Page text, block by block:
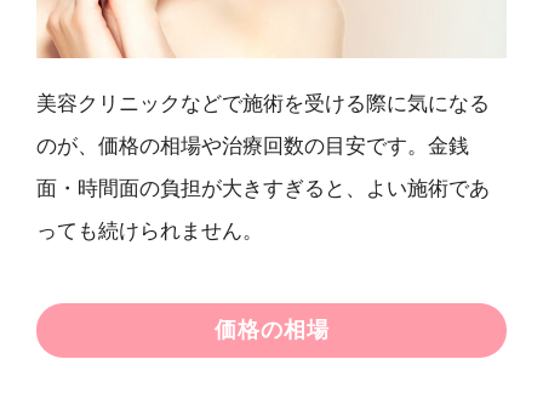
美容クリニックなどで施術を受ける際に気になる
のが、価格の相場や治療回数の目安です。金銭
面・時間面の負担が大きすぎると、よい施術であ
っても続けられません。
価格の相場